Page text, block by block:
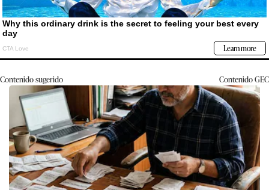
Contenido sugerido ContenidoGEC